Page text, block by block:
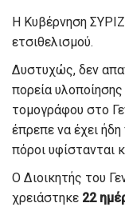
Η Κυβέρνηση
ετσιθελισμού.
Δυστυχώς, δεν
πορεία
τομογράφου στο
έπρεπε να έχει
πόροι υφίστανται
Ο Διοικητής του
χρειάστηκε 22